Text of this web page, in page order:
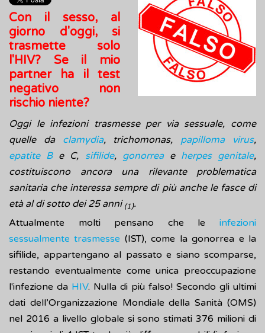
Con il sesso, al
giorno d'oggi, si
trasmette solo
l'HIV? Se il mio
partner ha il test
negativo non
rischio niente?
Oggi le infezioni trasmesse per via sessuale, come
quelle da clamydia, trichomonas, papilloma virus,
epatite Be C, sifilide, gonorreae herpes genitale,
costituiscono ancora una rilevante problematica
sanitaria che interessa sempre di più anche le fasce di
età al di sotto dei 25 anni (1).
Attualmente molti pensano che le infezioni
sessualmente trasmesse (IST), come la gonorrea e la
sifilide, appartengano al passato e siano scomparse,
restando eventualmente come unica preoccupazione
l'infezione da HIV. Nulla di più falso! Secondo gli ultimi
dati dell’Organizzazione Mondiale della Sanità (OMS)
nel 2016 a livello globale si sono stimati 376 milioni di